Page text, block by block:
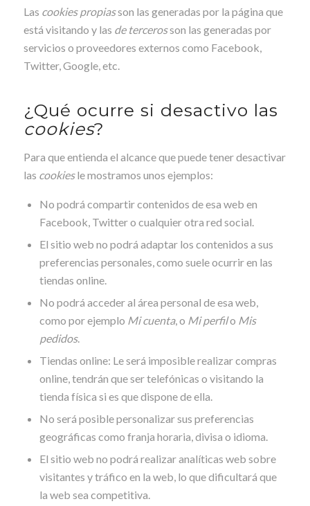
Las cookies propiasson las generadas por la página que
está visitando y las de tercerosson las generadas por
servicios o proveedores externos como Facebook,
Twitter, Google, etc.
¿Qué ocurre si desactivo las
cookies?
Para que entienda el alcance que puede tener desactivar
las cookiesle mostramos unos ejemplos:
No podrá compartir contenidos de esa web en
Facebook, Twitter o cualquier otra red social.
El sitio web no podrá adaptar los contenidos a sus
preferencias personales, como suele ocurrir en las
tiendas online.
No podrá acceder al área personal de esa web,
como por ejemplo Mi cuenta, o Mi perfilo Mis
pedidos.
Tiendas online: Le será imposible realizar compras
online, tendrán que ser telefónicas o visitando la
tienda física si es que dispone de ella.
No será posible personalizar sus preferencias
geográficas como franja horaria, divisa o idioma.
El sitio web no podrá realizar analíticas web sobre
visitantes y tráfico en la web, lo que dificultará que
la web sea competitiva.